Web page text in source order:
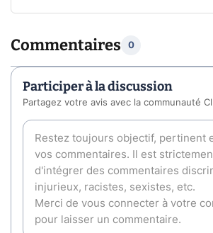
Commentaires 0
Participer à la discussion
Partagez votre avis avec la communauté